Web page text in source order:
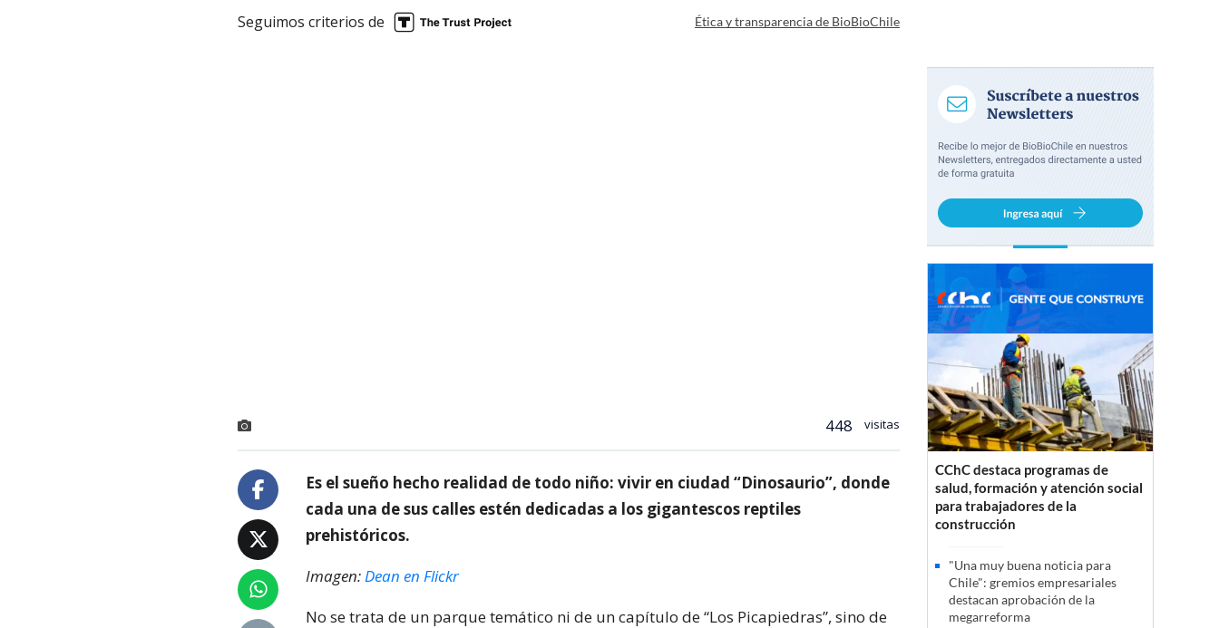
Seguimos criterios de Ética y transparencia de BioBioChile
448 visitas
Es el sueño hecho realidad de todo niño: vivir en ciudad “Dinosaurio”, donde
cada una de sus calles estén dedicadas a los gigantescos reptiles
prehistóricos.
Imagen: Dean en Flickr
No se trata de un parque temático ni de un capítulo de “Los Picapiedras”, sino de
CChC destaca programas de
salud, formación y atención social
para trabajadores de la
construcción
"Una muy buena noticia para
Chile": gremios empresariales
destacan aprobación de la
megarreforma